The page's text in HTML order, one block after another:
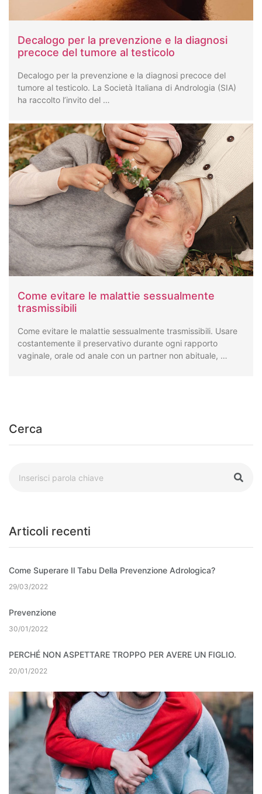
Decalogo per la prevenzione e la diagnosi
precoce del tumore al testicolo
Decalogo per la prevenzione e la diagnosi precoce del
tumore al testicolo. La Società Italiana di Andrologia (SIA)
ha raccolto l’invito del …
Come evitare le malattie sessualmente
trasmissibili
Come evitare le malattie sessualmente trasmissibili. Usare
costantemente il preservativo durante ogni rapporto
vaginale, orale od anale con un partner non abituale, …
Cerca
Articoli recenti
Come Superare Il Tabu Della Prevenzione Adrologica?
29/03/2022
Prevenzione
30/01/2022
PERCHÉ NON ASPETTARE TROPPO PER AVERE UN FIGLIO.
20/01/2022